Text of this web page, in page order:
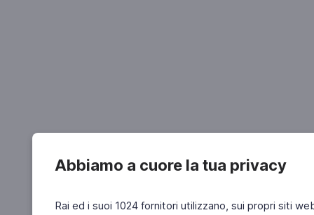
Abbiamo a cuore la tua privacy
Rai ed i suoi 1024 fornitori utilizzano, sui propri siti